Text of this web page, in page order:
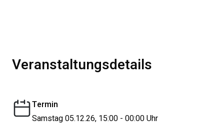
Veranstaltungsdetails
Termin
Samstag 05.12.26, 15:00 - 00:00 Uhr